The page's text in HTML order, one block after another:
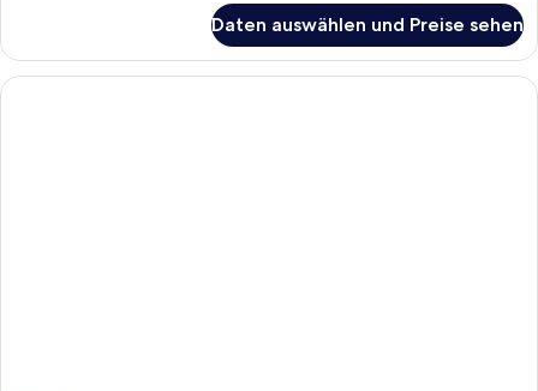
anzeigen
King
Bed,
Nonsmoking,
Daten auswählen und Preise sehen